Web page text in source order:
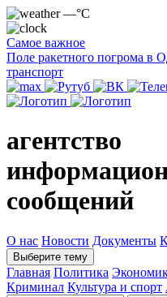
—°C
Самое важное
Поле ракетного погрома в
транспорт
агентство
сообщений
О нас Новости Документы
Выберите тему
Главная Политика
Криминал Культура и спорт